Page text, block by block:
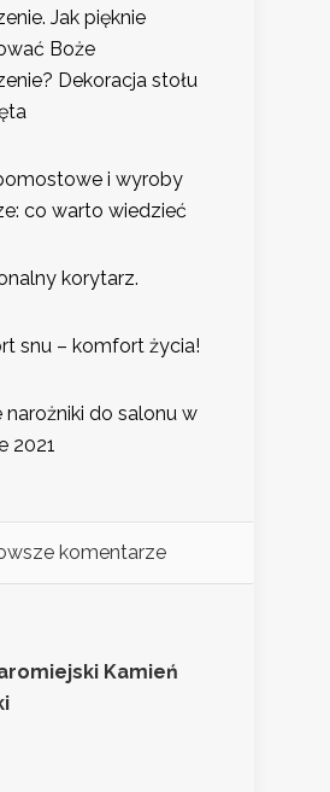
Jak pięknie
Boże
Dekoracja stołu
i wyroby
co warto wiedzieć
korytarz.
snu – komfort życia!
narożniki do salonu w
2021
komentarze
Kamień